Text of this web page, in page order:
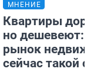
МНЕНИЕ
Квартиры
но дешевеют:
рынок
сейчас такой